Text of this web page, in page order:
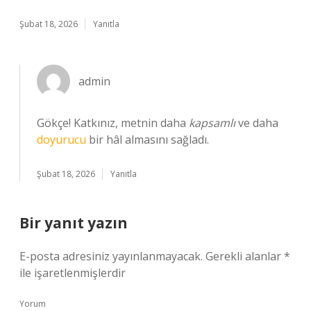
Şubat 18, 2026 Yanıtla
admin
Gökçe! Katkınız, metnin daha kapsamlıve daha
doyurucu bir hâl almasını sağladı.
Şubat 18, 2026 Yanıtla
Bir yanıt yazın
E-posta adresiniz yayınlanmayacak. Gerekli alanlar*
ile işaretlenmişlerdir
Yorum